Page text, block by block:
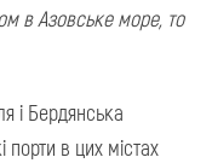
в Азовське море, то
і Бердянська
порти в цих містах